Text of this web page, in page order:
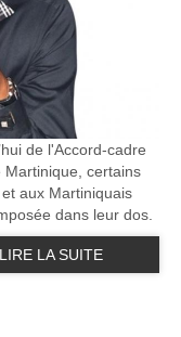
de l'Accord-cadre
Martinique, certains
aux Martiniquais
dans leur dos.
LIRE LA SUITE